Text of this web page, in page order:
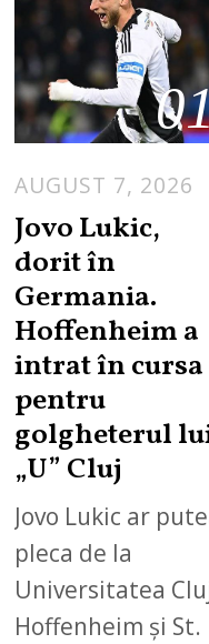
AUGUST 7, 2026
Jovo Lukic,
dorit în
Germania.
Hoffenheim a
intrat în cursa
pentru
golgheterul
„U” Cluj
Jovo Lukic ar
pleca de la
Universitatea
Hoffenheim și St.